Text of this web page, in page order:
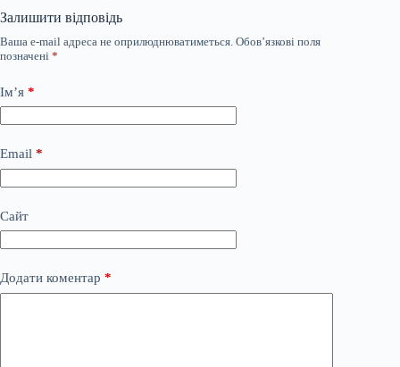
Залишити відповідь
Ваша e-mail адреса не оприлюднюватиметься. Обов’язкові поля
позначені *
Ім’я *
Email *
Сайт
Додати коментар *